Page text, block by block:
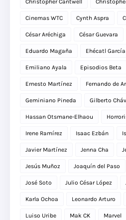
Christopher Cantwell
Cinemas WTC Cynth Aspra
César Aréchiga César Guevara
Eduardo Magaña Ehécatl García
Emiliano Ayala Episodios Beta
Ernesto Martínez Fernando de
Geminiano Pineda Gilberto
Hassan Otsmane-Elhaou
Irene Ramírez Isaac Ezbán
Javier Martínez Jenna Cha
Jesús Muñoz Joaquín del Paso
José Soto Julio César López
Karla Ochoa Leonardo Arturo
Luiso Uribe Mak CK Marvel